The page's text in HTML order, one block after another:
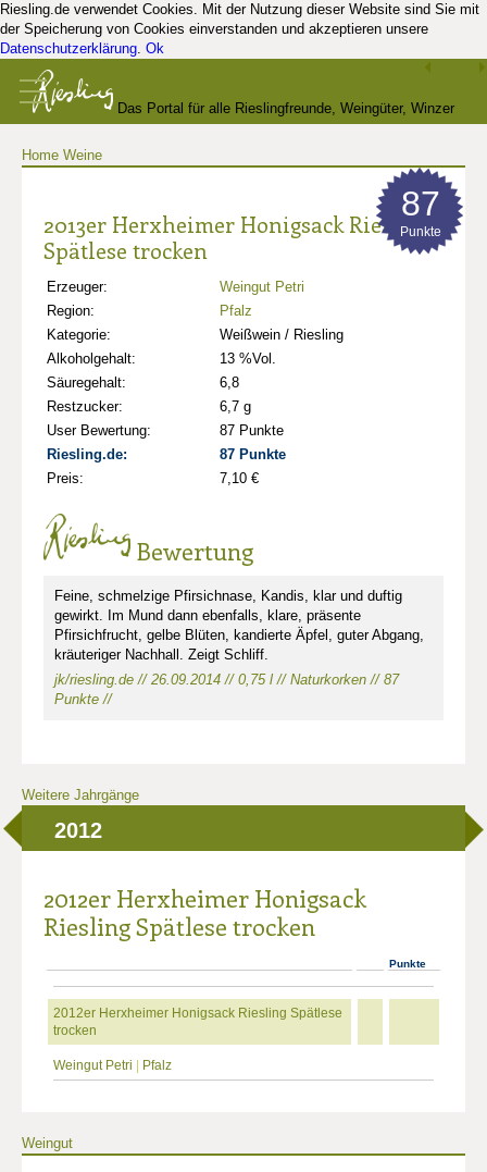
Riesling.de verwendet Cookies. Mit der Nutzung dieser Website sind Sie mit
der Speicherung von Cookies einverstanden und akzeptieren unsere
Datenschutzerklärung. Ok
Das Portal für alle Rieslingfreunde, Weingüter, Winzer
Home Weine
2013er Herxheimer Honigsack Riesling
Spätlese trocken
Erzeuger:
Weingut Petri
Region:
Pfalz
Kategorie:
Weißwein / Riesling
Alkoholgehalt:
13 %Vol.
Säuregehalt:
6,8
Restzucker:
6,7 g
User Bewertung:
87 Punkte
Riesling.de:
87 Punkte
Preis:
7,10 €
87
Punkte
Bewertung
Feine, schmelzige Pfirsichnase, Kandis, klar und duftig
gewirkt. Im Mund dann ebenfalls, klare, präsente
Pfirsichfrucht, gelbe Blüten, kandierte Äpfel, guter Abgang,
kräuteriger Nachhall. Zeigt Schliff.
jk/riesling.de // 26.09.2014 // 0,75 l // Naturkorken // 87
Punkte //
Weitere Jahrgänge
2012
2012er Herxheimer Honigsack
Riesling Spätlese trocken
Punkte
2012er Herxheimer Honigsack Riesling Spätlese
trocken
Weingut Petri Pfalz
Weingut